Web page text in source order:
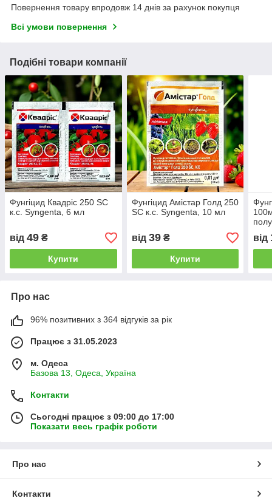
Повернення товару впродовж 14 днів за рахунок покупця
Всі умови повернення
Подібні товари компанії
Фунгіцид Квадріс 250 SC
к.с. Syngenta, 6 мл
від 49 ₴
Купити
Фунгіцид Амістар Голд 250
SC к.с. Syngenta, 10 мл
від 39₴
Купити
від
Про нас
96% позитивних з 364 відгуків за рік
Працює з 31.05.2023
м. Одеса
Базова 13, Одеса, Україна
Контакти
Сьогодні працює з 09:00 до 17:00
Показати весь графік роботи
Про нас
Контакти